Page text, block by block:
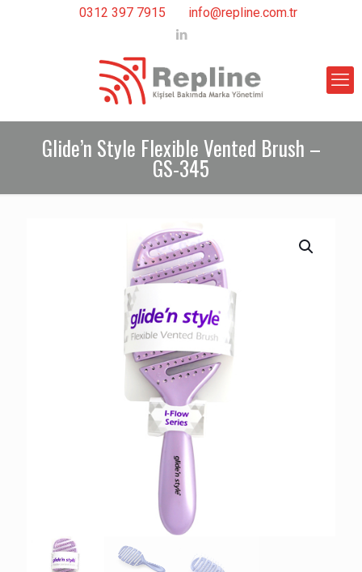
0312 397 7915 info@repline.com.tr
Glide’n Style Flexible Vented Brush –
GS-345